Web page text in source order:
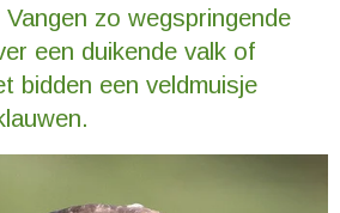
zo wegspringende
een duikende valk of
bidden een veldmuisje